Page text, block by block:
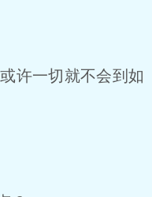
许一切就不会到如